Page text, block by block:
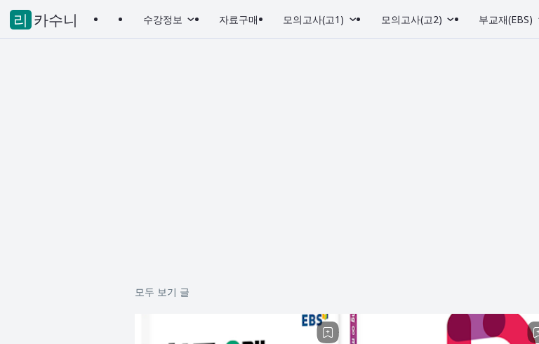
리카수니 수강정보 자료구매 모의고사(고1) 모의고사(고2) 부교재(EBS)
모두 보기 글